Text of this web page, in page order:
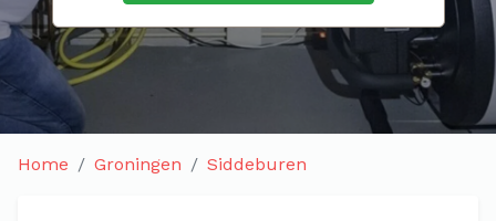
Home Groningen Siddeburen